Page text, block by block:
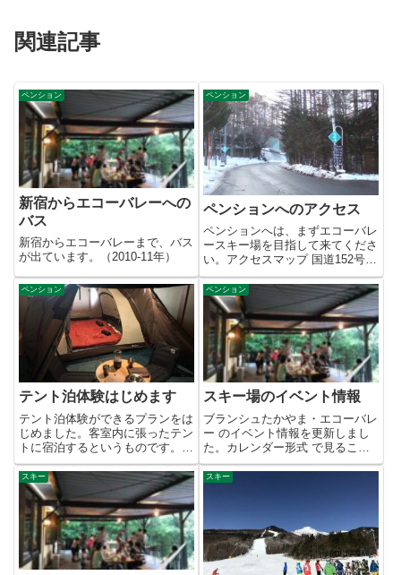
関連記事
ペンション
新宿からエコーバレーへの
バス
新宿からエコーバレーまで、バス
が出ています。（2010-11年）
ペンション
ペンションへのアクセス
ペンションへは、まずエコーバレ
ースキー場を目指して来てくださ
い。アクセスマップ 国道152号か
らエコーバレースキー場へ向...
ペンション
テント泊体験はじめます
テント泊体験ができるプランをは
じめました。客室内に張ったテン
トに宿泊するというものです。当
面は、じゃらん・楽天トラベ
ル ...
ペンション
スキー場のイベント情報
ブランシュたかやま・エコーバレ
ー のイベント情報を更新しまし
た。カレンダー形式 で見ること
もできます。スキー・ボード予
定...
スキー スキー